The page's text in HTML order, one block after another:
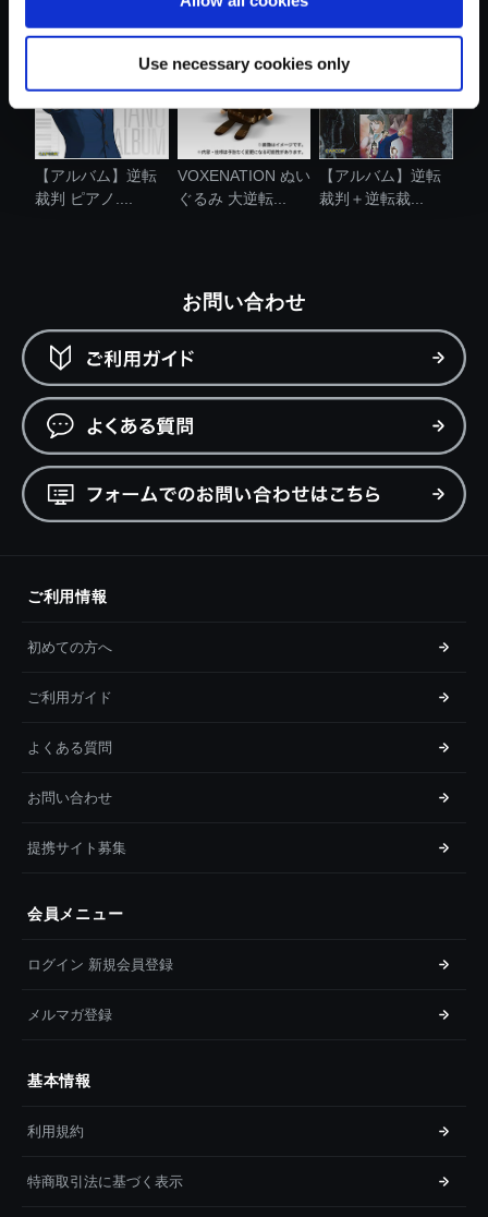
Use necessary cookies only
【アルバム】逆転
裁判 ピアノ....
VOXENATION ぬい
ぐるみ 大逆転...
【アルバム】逆転
裁判＋逆転裁...
お問い合わせ
ご利用情報
初めての方へ
ご利用ガイド
よくある質問
お問い合わせ
提携サイト募集
会員メニュー
ログイン 新規会員登録
メルマガ登録
基本情報
利用規約
特商取引法に基づく表示